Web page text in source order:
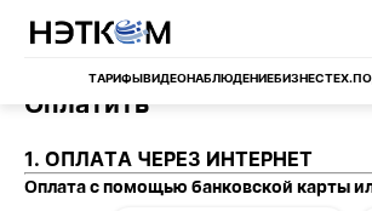
ТАРИФЫВИДЕОНАБЛЮДЕНИЕБИЗНЕС
Оплатить
1. ОПЛАТА ЧЕРЕЗ ИНТЕРНЕТ
Оплата с помощью банковской карты